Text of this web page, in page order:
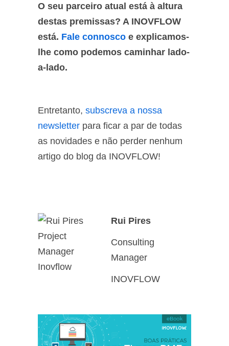
O seu parceiro atual está à altura
destas premissas? A INOVFLOW
está. Fale connosco e explicamos-
lhe como podemos caminhar lado-
a-lado.
Entretanto, subscreva a nossa
newsletter para ficar a par de todas
as novidades e não perder nenhum
artigo do blog da INOVFLOW!
Rui Pires
Consulting
Manager
INOVFLOW